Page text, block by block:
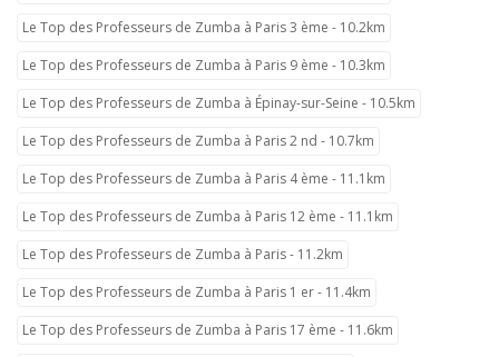
Le Top des Professeurs de Zumba à Paris 3 ème - 10.2km
Le Top des Professeurs de Zumba à Paris 9 ème - 10.3km
Le Top des Professeurs de Zumba à Épinay-sur-Seine - 10.5km
Le Top des Professeurs de Zumba à Paris 2 nd - 10.7km
Le Top des Professeurs de Zumba à Paris 4 ème - 11.1km
Le Top des Professeurs de Zumba à Paris 12 ème - 11.1km
Le Top des Professeurs de Zumba à Paris - 11.2km
Le Top des Professeurs de Zumba à Paris 1 er - 11.4km
Le Top des Professeurs de Zumba à Paris 17 ème - 11.6km